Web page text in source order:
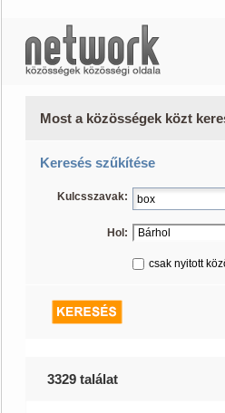
Most a közösségek közt
Keresés szűkítése
Kulcsszavak:
Hol:
csak nyitott
3329 találat